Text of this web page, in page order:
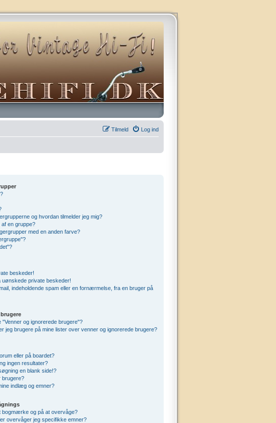
Log ind
Tilmeld
og hvordan tilmelder jeg mig?
af en gruppe?
med en anden farve?
beskeder!
uønskede private beskeder!
indeholdende spam eller en fornærmelse, fra en bruger på
"Venner og ignorerede brugere"?
jeg brugere på mine lister over venner og ignorerede brugere?
eller på boardet?
ingen resultater?
en blank side!?
brugere?
indlæg og emner?
bogmærke og på at overvåge?
overvåger jeg specifikke emner?